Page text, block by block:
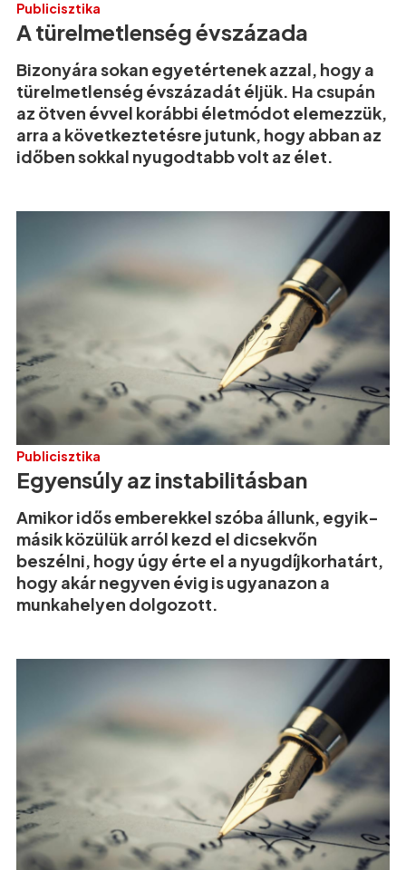
Publicisztika
A türelmetlenség évszázada
Bizonyára sokan egyetértenek azzal, hogy a
türelmetlenség évszázadát éljük. Ha csupán
az ötven évvel korábbi életmódot elemezzük,
arra a következtetésre jutunk, hogy abban az
időben sokkal nyugodtabb volt az élet.
Publicisztika
Egyensúly az instabilitásban
Amikor idős emberekkel szóba állunk, egyik-
másik közülük arról kezd el dicsekvőn
beszélni, hogy úgy érte el a nyugdíjkorhatárt,
hogy akár negyven évig is ugyanazon a
munkahelyen dolgozott.